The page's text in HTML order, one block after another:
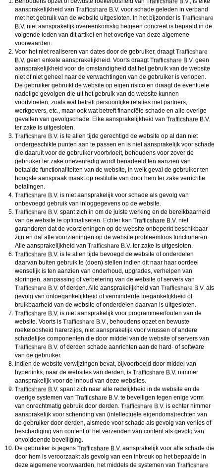
aansprakelijkheid van
voor schade geleden in verband
met het gebruik van de website uitgesloten. In het bijzonder is
niet aansprakelijk overeenkomstig hetgeen concreet is bepaald in de
volgende leden van dit artikel en het overige van deze algemene
voorwaarden.
Voor het niet realiseren van dates door de gebruiker, draagt
geen enkele aansprakelijkheid. Voorts draagt
geen
aansprakelijkheid voor de omstandigheid dat het gebruik van de website
niet of niet geheel naar de verwachtingen van de gebruiker is verlopen.
De gebruiker gebruikt de website op eigen risico en draagt de eventuele
nadelige gevolgen die uit het gebruik van de website kunnen
voortvloeien, zoals wat betreft persoonlijke relaties met partners,
werkgevers, etc., maar ook wat betreft financiële schade en alle overige
gevallen van gevolgschade. Elke aansprakelijkheid van
ter zake is uitgesloten.
is te allen tijde gerechtigd de website op al dan niet
ondergeschikte punten aan te passen en is niet aansprakelijk voor schade
die daaruit voor de gebruiker voortvloeit, behoudens voor zover de
gebruiker ter zake onevenredig wordt benadeeld ten aanzien van
betaalde functionaliteiten van de website, in welk geval de gebruiker ten
hoogste aanspraak maakt op restitutie van door hem ter zake verrichtte
betalingen.
is niet aansprakelijk voor schade als gevolg van
onbevoegd gebruik van inloggegevens op de website.
spant zich in om de juiste werking en de bereikbaarheid
van de website te optimaliseren. Echter kan
niet
garanderen dat de voorzieningen op de website onbeperkt beschikbaar
zijn en dat alle voorzieningen op de website probleemloos functioneren.
Alle aansprakelijkheid van
ter zake is uitgesloten.
is te allen tijde bevoegd de website of onderdelen
daarvan buiten gebruik te (doen) stellen indien dit naar haar oordeel
wenselijk is ten aanzien van onderhoud, upgrades, verhelpen van
storingen, aanpassing of verbetering van de website of servers van
of derden. Alle aansprakelijkheid van
als
gevolg van ontoegankelijkheid of verminderde toegankelijkheid of
bruikbaarheid van de website of onderdelen daarvan is uitgesloten.
is niet aansprakelijk voor programmeerfouten van de
website. Voorts is
, behoudens opzet en bewuste
roekeloosheid harerzijds, niet aansprakelijk voor virussen of andere
schadelijke componenten die door middel van de website of servers van
of derden schade aanrichten aan de hard- of software
van de gebruiker.
Indien de website verwijzingen bevat, bijvoorbeeld door middel van
hyperlinks, naar de websites van derden, is
nimmer
aansprakelijk voor de inhoud van deze websites.
spant zich naar alle redelijkheid in de website en de
overige systemen van
te beveiligen tegen enige vorm
van onrechtmatig gebruik door derden.
is echter nimmer
aansprakelijk voor schending van (intellectuele eigendoms)rechten van
de gebruiker door derden, alsmede voor schade als gevolg van verlies of
beschadiging van content of het verzenden van content als gevolg van
onvoldoende beveiliging.
De gebruiker is jegens
aansprakelijk voor alle schade die
door hem is veroorzaakt als gevolg van een inbreuk op het bepaalde in
deze algemene voorwaarden, het middels de systemen van